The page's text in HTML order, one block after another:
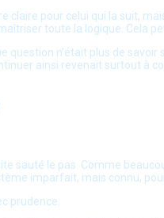
claire pour celui qui la suit,
toute la logique. Cela
n’était plus de
ainsi revenait surtout à
sauté le pas. Comme
imparfait, mais connu,
prudence.